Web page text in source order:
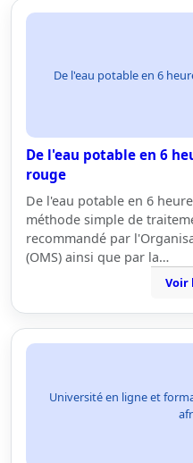
De l'eau potable en 6
De l'eau potable en 6
rouge
De l'eau potable en 6
méthode simple de
recommandé par
(OMS) ainsi que par la…
Voir
Université en ligne et